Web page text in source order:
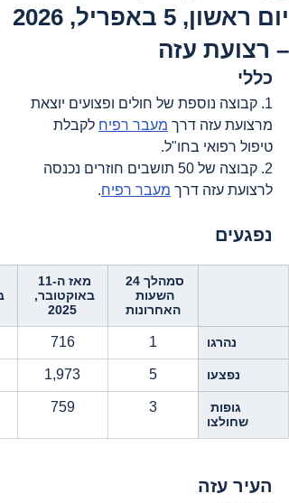
יום ראשון, 5 באפריל, 2026
– רצועת עזה
כללי
1. קבוצה נוספת של חולים ופצועים יוצאת
מרצועת עזה דרך מעבר רפיח לקבלת
טיפול רפואי בחו"ל.
2. קבוצה של 50 תושבים חוזרים נכנסה
לרצועת עזה דרך מעבר רפיח.
נפגעים
השעות
האחרונות
באוקטובר,
2025
נהרגו 1
716
נפצעו 5
1,973
גופות
שחולצו
3
759
העיר עזה